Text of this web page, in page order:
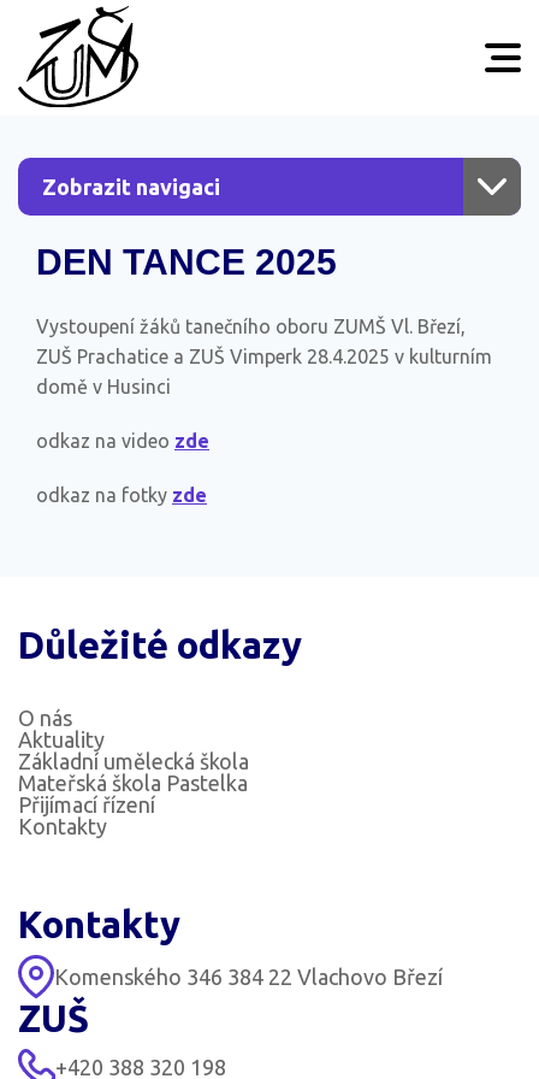
Zobrazit navigaci
DEN TANCE 2025
Vystoupení žáků tanečního oboru ZUMŠ Vl. Březí,
ZUŠ Prachatice a ZUŠ Vimperk 28.4.2025 v kulturním
domě v Husinci
odkaz na video zde
odkaz na fotky zde
Důležité odkazy
O nás
Aktuality
Základní umělecká škola
Mateřská škola Pastelka
Přijímací řízení
Kontakty
Kontakty
Komenského 346 384 22 Vlachovo Březí
ZUŠ
+420 388 320 198